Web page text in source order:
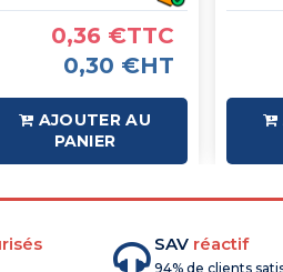
0,36 €TTC
0,30 €HT
AJOUTER AU
PANIER
SAV réactif
94% de clients